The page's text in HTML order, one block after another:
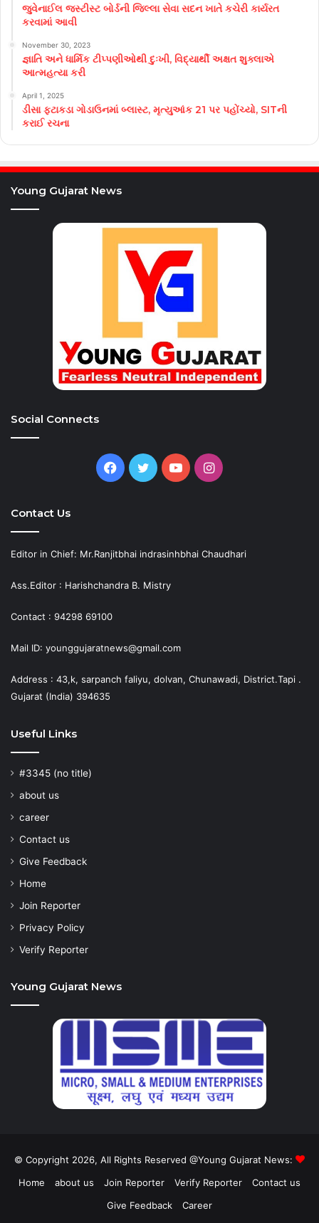
જુવેનાઈલ જસ્ટીસ્ટ બોર્ડની જિલ્લા સેવા સદન ખાતે કચેરી કાર્યરત
કરવામાં આવી
November 30, 2023
જ્ઞાતિ અને ધાર્મિક ટીપ્પણીઓથી દુઃખી, વિદ્યાર્થી અક્ષત શુક્લાએ
આત્મહત્યા કરી
April 1, 2025
ડીસા ફટાકડા ગોડાઉનમાં બ્લાસ્ટ, મૃત્યુઆંક 21 પર પહોંચ્યો, SITની
કરાઈ રચના
Young Gujarat News
Social Connects
Facebook
TwitterYouTubeInstagram
Contact Us
Editor in Chief: Mr.Ranjitbhai indrasinhbhai Chaudhari
Ass.Editor : Harishchandra B. Mistry
Contact : 94298 69100
Mail ID: younggujaratnews@gmail.com
Address : 43,k, sarpanch faliyu, dolvan, Chunawadi, District.Tapi .
Gujarat (India) 394635
Useful Links
#3345 (no title)
about us
career
Contact us
Give Feedback
Home
Join Reporter
Privacy Policy
Verify Reporter
Young Gujarat News
© Copyright 2026, All Rights Reserved @Young Gujarat News:
Home
about us Join Reporter Verify Reporter
Contact us
Give Feedback
Career